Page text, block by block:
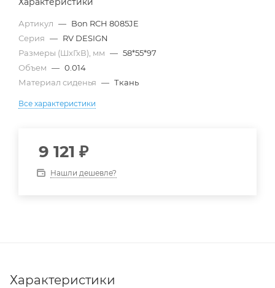
Артикул — Bon RCH 8085JE
Серия — RV DESIGN
Размеры (ШхГхВ), мм — 58*55*97
Объем — 0.014
Материал сиденья — Ткань
Все характеристики
9 121 ₽
Нашли дешевле?
Характеристики